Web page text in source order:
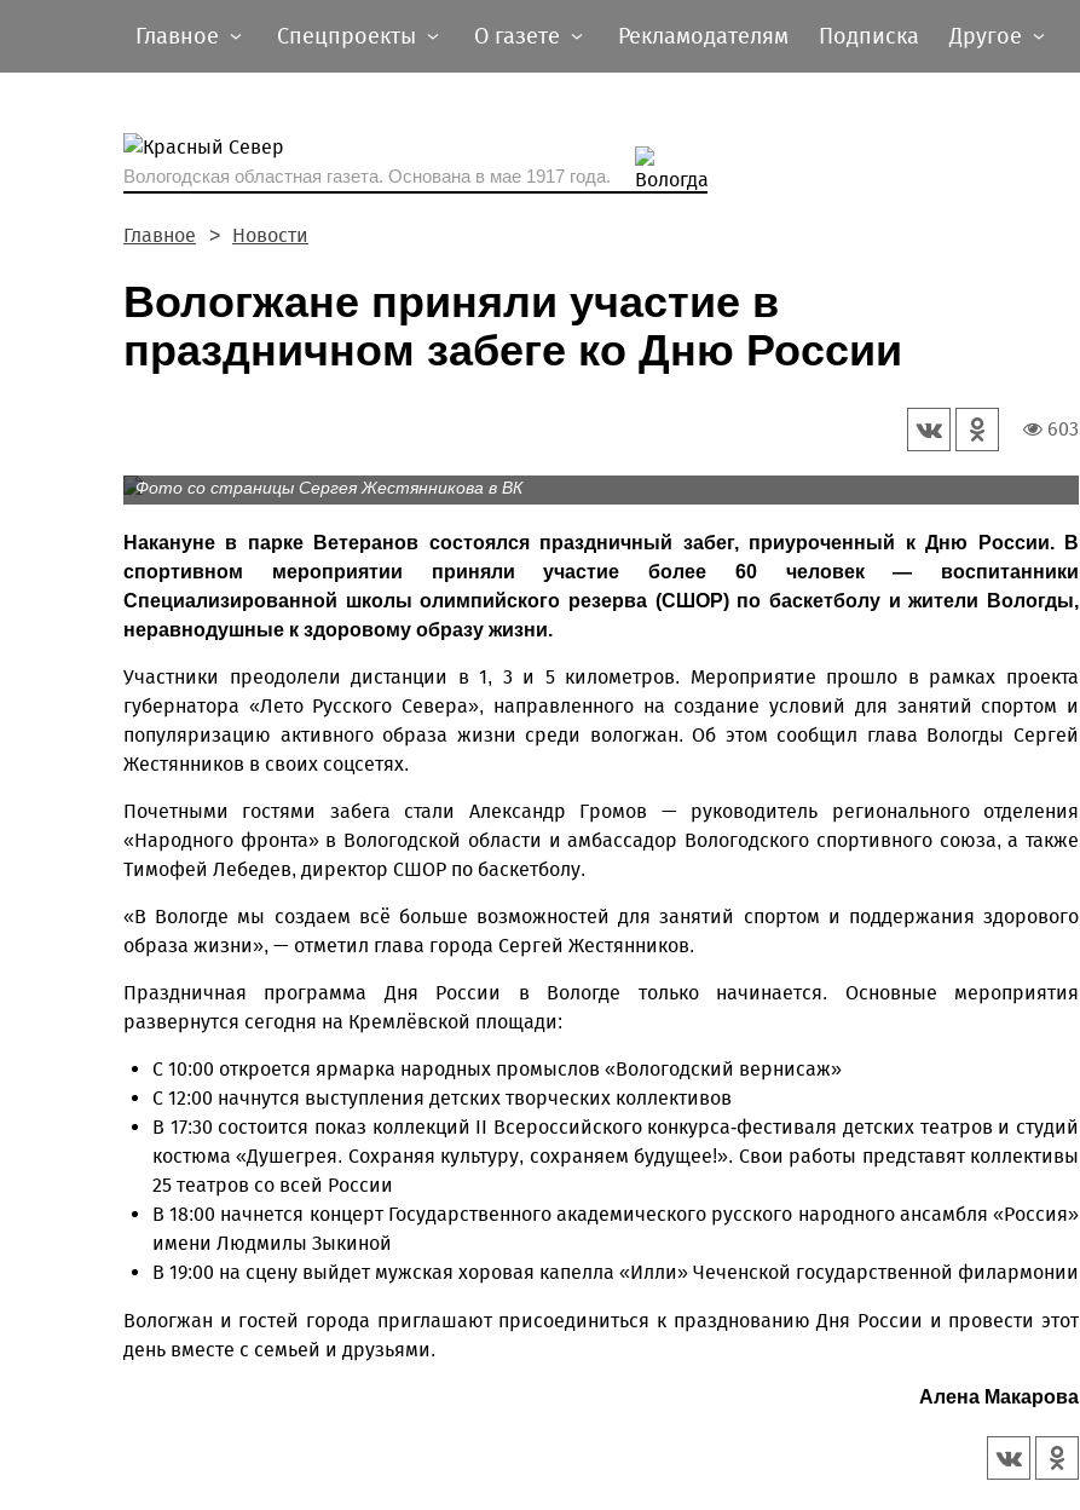
Главное Спецпроекты О газете Рекламодателям Подписка Другое
Вологодская областная газета. Основана в мае 1917 года.
Главное Новости
Вологжане приняли участие в
праздничном забеге ко Дню России
603
Фото со страницы Сергея Жестянникова в ВК
Накануне в парке Ветеранов состоялся праздничный забег, приуроченный к Дню России. В
спортивном мероприятии приняли участие более 60 человек — воспитанники
Специализированной школы олимпийского резерва (СШОР) по баскетболу и жители Вологды,
неравнодушные к здоровому образу жизни.
Участники преодолели дистанции в 1, 3 и 5 километров. Мероприятие прошло в рамках проекта
губернатора «Лето Русского Севера», направленного на создание условий для занятий спортом и
популяризацию активного образа жизни среди вологжан. Об этом сообщил глава Вологды Сергей
Жестянников в своих соцсетях.
Почетными гостями забега стали Александр Громов — руководитель регионального отделения
«Народного фронта» в Вологодской области и амбассадор Вологодского спортивного союза, а также
Тимофей Лебедев, директор СШОР по баскетболу.
«В Вологде мы создаем всё больше возможностей для занятий спортом и поддержания здорового
образа жизни», — отметил глава города Сергей Жестянников.
Праздничная программа Дня России в Вологде только начинается. Основные мероприятия
развернутся сегодня на Кремлёвской площади:
С 10:00 откроется ярмарка народных промыслов «Вологодский вернисаж»
С 12:00 начнутся выступления детских творческих коллективов
В 17:30 состоится показ коллекций II Всероссийского конкурса-фестиваля детских театров и студий
костюма «Душегрея. Сохраняя культуру, сохраняем будущее!». Свои работы представят коллективы
25 театров со всей России
В 18:00 начнется концерт Государственного академического русского народного ансамбля «Россия»
имени Людмилы Зыкиной
В 19:00 на сцену выйдет мужская хоровая капелла «Илли» Чеченской государственной филармонии
Вологжан и гостей города приглашают присоединиться к празднованию Дня России и провести этот
день вместе с семьей и друзьями.
Алена Макарова